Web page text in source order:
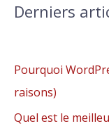
Derniers
Pourquoi
raisons)
Quel est le